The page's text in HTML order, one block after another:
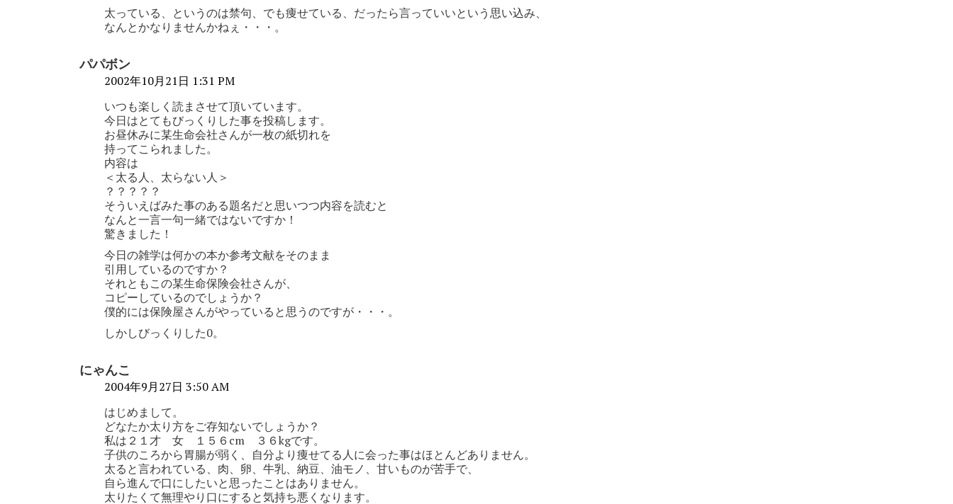
太っている、というのは禁句、でも痩せている、だったら言っていいという思い込み、
なんとかなりませんかねぇ・・・。
パパボン
2002年10月21日 1:31 PM
いつも楽しく読まさせて頂いています。
今日はとてもびっくりした事を投稿します。
お昼休みに某生命会社さんが一枚の紙切れを
持ってこられました。
内容は
＜太る人、太らない人＞
？？？？？
そういえばみた事のある題名だと思いつつ内容を読むと
なんと一言一句一緒ではないですか！
驚きました！
今日の雑学は何かの本か参考文献をそのまま
引用しているのですか？
それともこの某生命保険会社さんが、
コピーしているのでしょうか？
僕的には保険屋さんがやっていると思うのですが・・・。
しかしびっくりした0。
にゃんこ
2004年9月27日 3:50 AM
はじめまして。
どなたか太り方をご存知ないでしょうか？
私は２１才 女 １５６cm ３６kgです。
子供のころから胃腸が弱く、自分より痩せてる人に会った事はほとんどありません。
太ると言われている、肉、卵、牛乳、納豆、油モノ、甘いものが苦手で、
自ら進んで口にしたいと思ったことはありません。
太りたくて無理やり口にすると気持ち悪くなります。